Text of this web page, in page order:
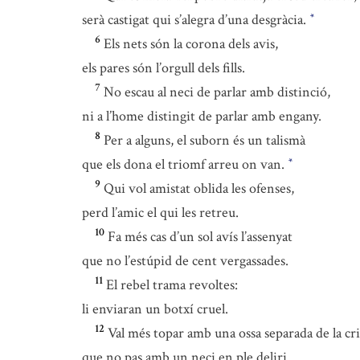
serà castigat qui s’alegra d’una desgràcia. *
6 Els nets són la corona dels avis,
els pares són l’orgull dels fills.
7 No escau al neci de parlar amb distinció,
ni a l’home distingit de parlar amb engany.
8 Per a alguns, el suborn és un talismà
que els dona el triomf arreu on van. *
9 Qui vol amistat oblida les ofenses,
perd l’amic el qui les retreu.
10 Fa més cas d’un sol avís l’assenyat
que no l’estúpid de cent vergassades.
11 El rebel trama revoltes:
li enviaran un botxí cruel.
12 Val més topar amb una ossa separada de la